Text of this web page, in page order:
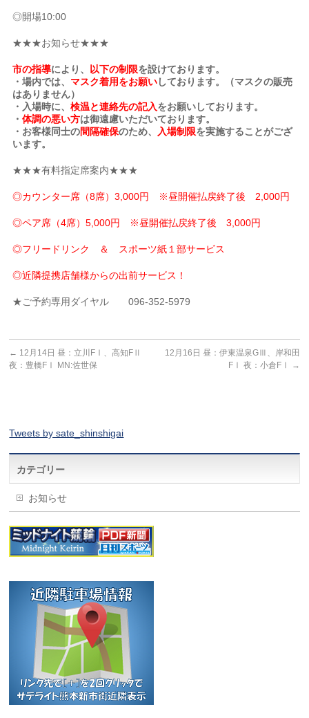
◎開場10:00
★★★お知らせ★★★
市の指導により、 以下の制限を設けております。
・場内では、 マスク着用をお願いしております。（マスクの販売
はありません）
・入場時に、検温と連絡先の記入をお願いしております。
・体調の悪い方は御遠慮いただいております。
・お客様同士の間隔確保のため、 入場制限を実施することがござ
います。
★★★有料指定席案内★★★
◎カウンター席（8席）3,000円 ※昼開催払戻終了後 2,000円
◎ペア席（4席）5,000円 ※昼開催払戻終了後 3,000円
◎フリードリンク ＆ スポーツ紙１部サービス
◎近隣提携店舗様からの出前サービス！
★ご予約専用ダイヤル 096-352-5979
← 12月14日 昼：立川FⅠ、高知FⅡ
夜：豊橋FⅠ MN:佐世保
12月16日 昼：伊東温泉GⅢ、岸和田
FⅠ 夜：小倉FⅠ
→
Tweets by sate_shinshigai
カテゴリー
お知らせ